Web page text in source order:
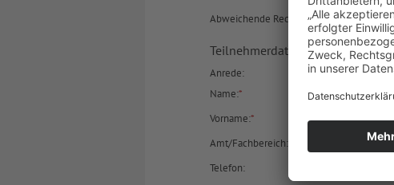
Abweichende Rechnungsanschrift:
Teilnehmerdaten
Anrede:
Name:*
Vorname:*
Amt/Fachbereich:
Telefon: